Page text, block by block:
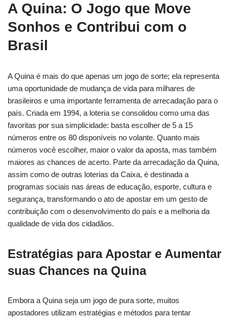
A Quina: O Jogo que Move
Sonhos e Contribui com o
Brasil
A Quina é mais do que apenas um jogo de sorte; ela representa
uma oportunidade de mudança de vida para milhares de
brasileiros e uma importante ferramenta de arrecadação para o
país. Criada em 1994, a loteria se consolidou como uma das
favoritas por sua simplicidade: basta escolher de 5 a 15
números entre os 80 disponíveis no volante. Quanto mais
números você escolher, maior o valor da aposta, mas também
maiores as chances de acerto. Parte da arrecadação da Quina,
assim como de outras loterias da Caixa, é destinada a
programas sociais nas áreas de educação, esporte, cultura e
segurança, transformando o ato de apostar em um gesto de
contribuição com o desenvolvimento do país e a melhoria da
qualidade de vida dos cidadãos.
Estratégias para Apostar e Aumentar
suas Chances na Quina
Embora a Quina seja um jogo de pura sorte, muitos
apostadores utilizam estratégias e métodos para tentar